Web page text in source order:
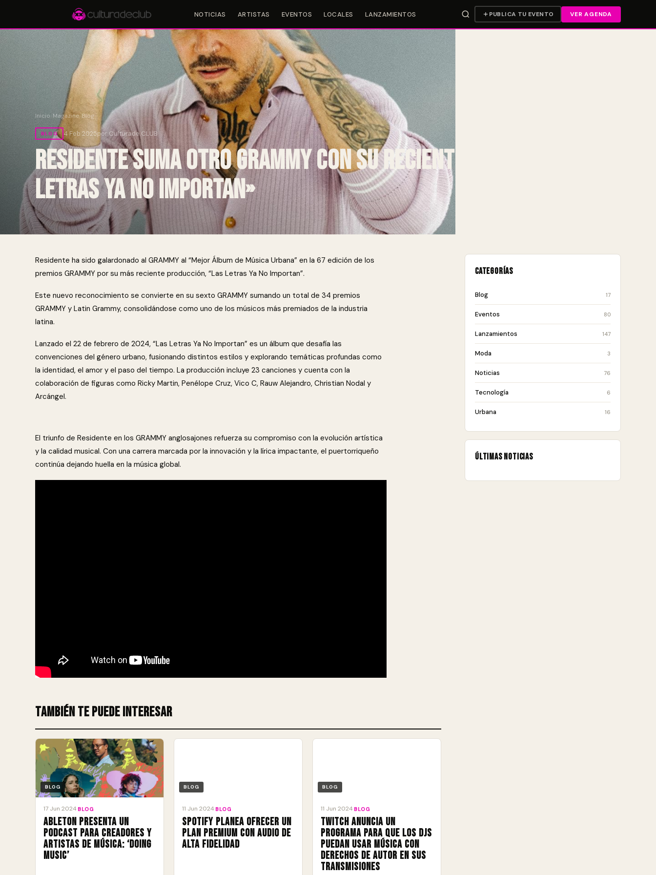
NOTICIAS ARTISTAS EVENTOS LOCALES LANZAMIENTOS PUBLICA TU EVENTO VER AGENDA
Accesos rápidos: 🎪 Eventos🎤 Artistas 📍 Locales📰 Magazine
Inicio/ Magazine/Blog
BLOG 4 Feb 2025por Culturade.CLUB
Residente suma otro Grammy con su reciente álbum «Las
Letras Ya No Importan»
Residente ha sido galardonado al GRAMMY al “Mejor Álbum de Música Urbana” en la 67 edición de los
premios GRAMMY por su más reciente producción, “Las Letras Ya No Importan”.
Este nuevo reconocimiento se convierte en su sexto GRAMMY sumando un total de 34 premios
GRAMMY y Latin Grammy, consolidándose como uno de los músicos más premiados de la industria
latina.
Lanzado el 22 de febrero de 2024, “Las Letras Ya No Importan” es un álbum que desafía las
convenciones del género urbano, fusionando distintos estilos y explorando temáticas profundas como
la identidad, el amor y el paso del tiempo. La producción incluye 23 canciones y cuenta con la
colaboración de figuras como Ricky Martin, Penélope Cruz, Vico C, Rauw Alejandro, Christian Nodal y
Arcángel.
El triunfo de Residente en los GRAMMY anglosajones refuerza su compromiso con la evolución artística
y la calidad musical. Con una carrera marcada por la innovación y la lírica impactante, el puertorriqueño
continúa dejando huella en la música global.
También te puede interesar
BLOG
17 Jun 2024 BLOG
Ableton presenta un
podcast para creadores y
artistas de música: ‘Doing
Music’
BLOG
11 Jun 2024 BLOG
Spotify planea ofrecer un
plan premium con audio de
alta fidelidad
BLOG
11 Jun 2024 BLOG
Twitch anuncia un
programa para que los DJs
puedan usar música con
derechos de autor en sus
transmisiones
Categorías
Blog 17
Eventos 80
Lanzamientos 147
Moda 3
Noticias 76
Tecnología 6
Urbana 16
Últimas noticias